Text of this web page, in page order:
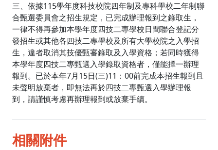
三、依據115學年度科技校院四年制及專科學校二年制聯
合甄選委員會之招生規定，已完成辦理報到之錄取生，
一律不得再參加本學年度四技二專學校日間聯合登記分
發招生或其他各四技二專學校及所有大學校院之入學招
生，違者取消其技優甄審錄取及入學資格；若同時獲得
本學年度四技二專甄選入學錄取資格者，僅能擇一辦理
報到。已於本年7月15日(三)11：00前完成本招生報到且
未聲明放棄者，即無法再於四技二專甄選入學辦理報
到，請謹慎考慮再辦理報到或放棄手續。
相關附件